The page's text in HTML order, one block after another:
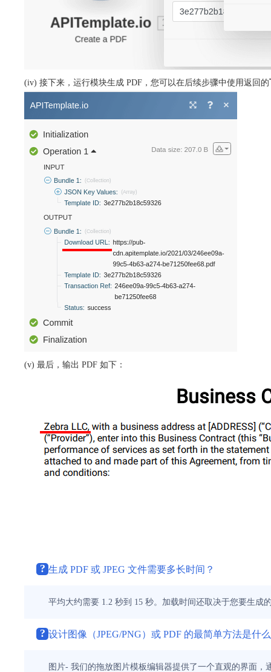
(iv) 接下来，运行模块生成 PDF，您可以在后续步骤中使用返回的
(v) 最后，输出 PDF 如下：
? 生成 PDF 或 JPEG 文件需要多长时间？
平均大约需要 1.2 秒到 15 秒。加载时间还取决于您要生成
? 设计图像（JPEG/PNG）或 PDF 的最简单方法是什
图片- 我们的拖放图片模板编辑器提供了一个直观的界面